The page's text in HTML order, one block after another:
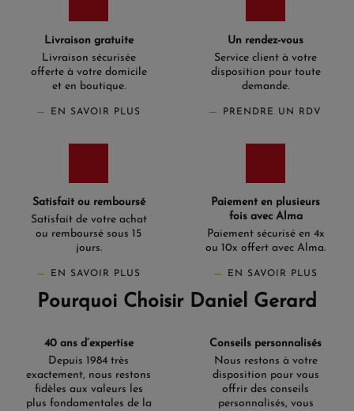
Livraison gratuite
Livraison sécurisée
offerte à votre domicile
et en boutique.
EN SAVOIR PLUS
Un rendez-vous
Service client à votre
disposition pour toute
demande.
PRENDRE UN RDV
Satisfait ou remboursé
Satisfait de votre achat
ou remboursé sous 15
jours.
EN SAVOIR PLUS
Paiement en plusieurs
fois avec Alma
Paiement sécurisé en 4x
ou 10x offert avec Alma.
EN SAVOIR PLUS
Pourquoi Choisir Daniel Gerard
40 ans d’expertise
Depuis 1984 très
exactement, nous restons
fidèles aux valeurs les
plus fondamentales de la
Conseils personnalisés
Nous restons à votre
disposition pour vous
offrir des conseils
personnalisés, vous